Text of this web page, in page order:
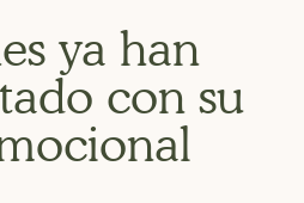
ya han
con su